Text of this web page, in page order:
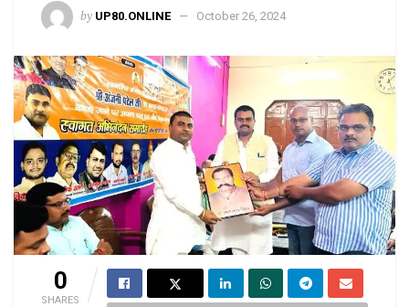
by UP80.ONLINE October 26, 2024
0
SHARES